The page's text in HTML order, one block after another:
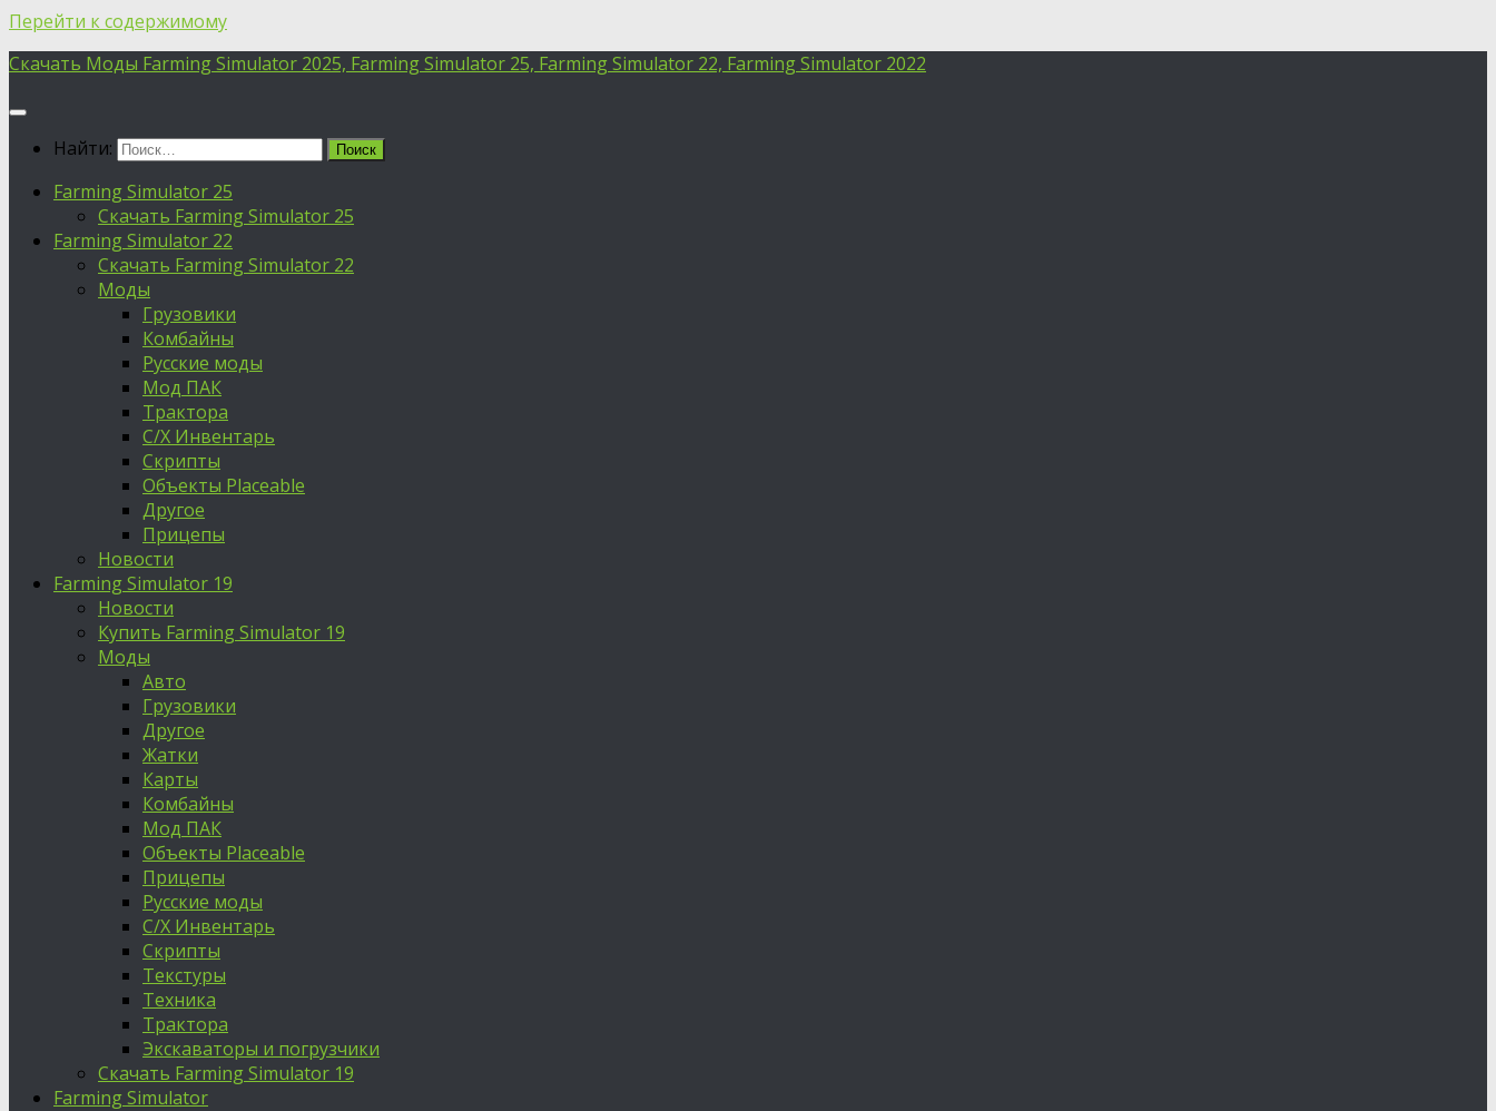
Перейти к содержимому
Скачать Моды Farming Simulator 2025, Farming Simulator 25, Farming Simulator 22, Farming Simulator 2022
Найти:
Farming Simulator 25
Скачать Farming Simulator 25
Farming Simulator 22
Скачать Farming Simulator 22
Моды
Грузовики
Комбайны
Русские моды
Мод ПАК
Трактора
С/Х Инвентарь
Скрипты
Объекты Placeable
Другое
Прицепы
Новости
Farming Simulator 19
Новости
Купить Farming Simulator 19
Моды
Авто
Грузовики
Другое
Жатки
Карты
Комбайны
Мод ПАК
Объекты Placeable
Прицепы
Русские моды
С/Х Инвентарь
Скрипты
Текстуры
Техника
Трактора
Экскаваторы и погрузчики
Скачать Farming Simulator 19
Farming Simulator